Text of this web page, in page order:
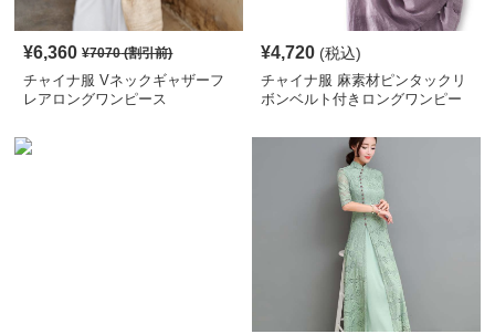
¥6,360 ¥7070(割引前)
チャイナ服 Vネックギャザーフ
レアロングワンピース
¥4,720 (税込)
チャイナ服 麻素材ピンタックリ
ボンベルト付きロングワンピー